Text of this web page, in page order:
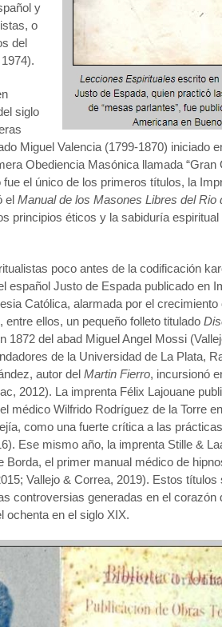
y
o
del
siglo
Miguel Valencia (1799-1870) iniciado
Obediencia Masónica llamada “Gran
fue el único de los primeros títulos, la
el Manual de los Masones Libres del Rio
principios éticos y la sabiduría espiritual
poco antes de la codificación
español Justo de Espada publicado en
Católica, alarmada por el
ellos, un pequeño folleto titulado
1872 del abad Miguel Angel Mossi
de la Universidad de La Plata,
autor del Martin Fierro, incursionó
2012). La imprenta Félix Lajouane
médico Wilfrido Rodríguez de la Torre
como una fuerte crítica a las
Ese mismo año, la imprenta Stille &
Borda, el primer manual médico de
Vallejo & Correa, 2019). Estos títulos
controversias generadas en el corazón
ochenta en el siglo XIX.